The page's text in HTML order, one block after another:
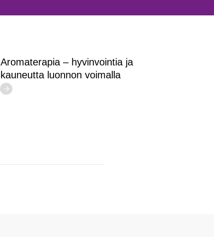
Aromaterapia – hyvinvointia ja
kauneutta luonnon voimalla